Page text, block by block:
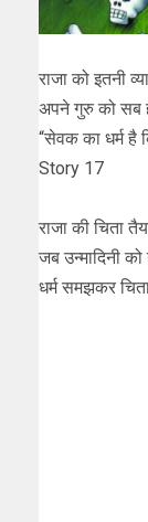
राजा को इतनी
अपने गुरु को सब
“सेवक का धर्म है
Story 17
राजा की चिता
जब उन्मादिनी
धर्म समझकर